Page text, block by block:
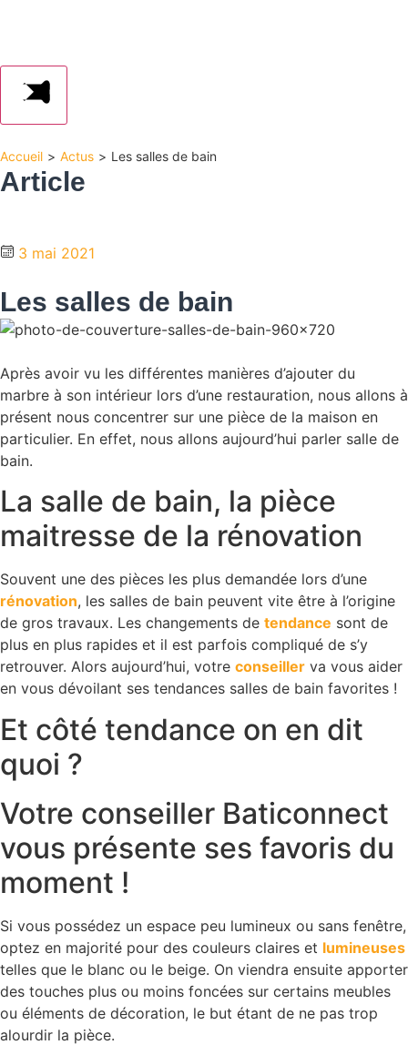
Accueil > Actus > Les salles de bain
Article
3 mai 2021
Les salles de bain
Après avoir vu les différentes manières d’ajouter du
marbre à son intérieur lors d’une restauration, nous allons à
présent nous concentrer sur une pièce de la maison en
particulier. En effet, nous allons aujourd’hui parler salle de
bain.
La salle de bain, la pièce
maitresse de la rénovation
Souvent une des pièces les plus demandée lors d’une
rénovation, les salles de bain peuvent vite être à l’origine
de gros travaux. Les changements de tendance sont de
plus en plus rapides et il est parfois compliqué de s’y
retrouver. Alors aujourd’hui, votre conseiller va vous aider
en vous dévoilant ses tendances salles de bain favorites !
Et côté tendance on en dit
quoi ?
Votre conseiller Baticonnect
vous présente ses favoris du
moment !
Si vous possédez un espace peu lumineux ou sans fenêtre,
optez en majorité pour des couleurs claires et lumineuses
telles que le blanc ou le beige. On viendra ensuite apporter
des touches plus ou moins foncées sur certains meubles
ou éléments de décoration, le but étant de ne pas trop
alourdir la pièce.